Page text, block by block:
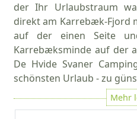
der Ihr Urlaubstraum
direkt am Karrebæk-Fjord
auf der einen Seite
Karrebæksminde auf der
De Hvide Svaner
schönsten Urlaub - zu